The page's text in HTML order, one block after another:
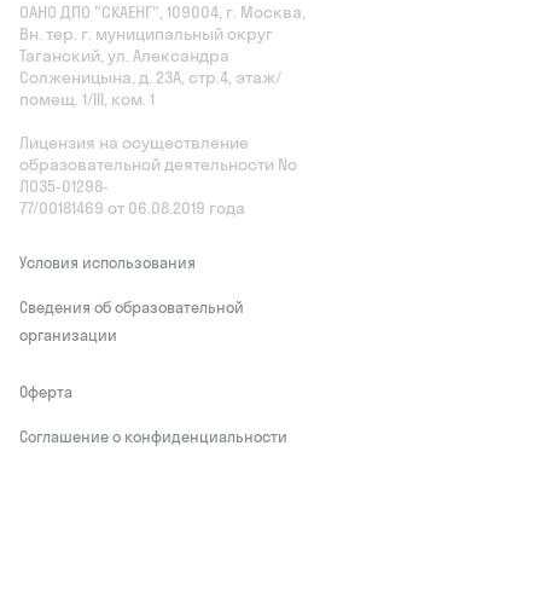
ОАНО ДПО "СКАЕНГ", 109004, г. Москва,
Вн. тер. г. муниципальный округ
Таганский, ул. Александра
Солженицына, д. 23А, стр.4, этаж/
помещ. 1/III, ком. 1
Лицензия на осуществление
образовательной деятельности No
Л035‑01298-
77/00181469 от 06.08.2019 года
Условия использования
Сведения об образовательной
организации
Оферта
Соглашение о конфиденциальности